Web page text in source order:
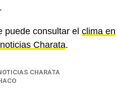
puede consultar el clima en
noticias Charata.
CHARATA